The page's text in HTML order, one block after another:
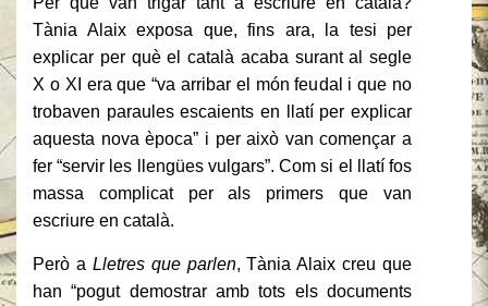
Tània Alaix exposa que, fins ara, la tesi per
explicar per què el català acaba surant al segle
X o XI era que “va arribar el món feudal i que no
trobaven paraules escaients en llatí per explicar
aquesta nova època” i per això van començar a
fer “servir les llengües vulgars”. Com si el llatí fos
massa complicat per als primers que van
escriure en català.
Però a Lletres que parlen, Tània Alaix creu que
han “pogut demostrar amb tots els documents